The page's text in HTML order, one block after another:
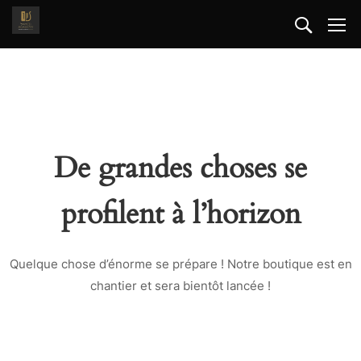
De grandes choses se
profilent à l’horizon
Quelque chose d’énorme se prépare ! Notre boutique est en
chantier et sera bientôt lancée !